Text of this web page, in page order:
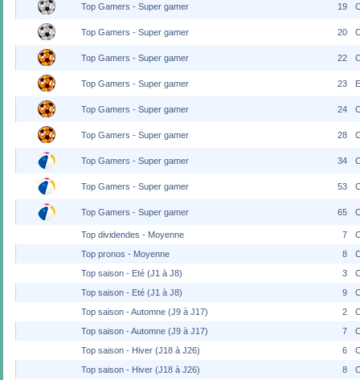
Top Gamers - Super gamer 19
Top Gamers - Super gamer 20
Top Gamers - Super gamer 22
Top Gamers - Super gamer 23
Top Gamers - Super gamer 24
Top Gamers - Super gamer 28
Top Gamers - Super gamer 34
Top Gamers - Super gamer 53
Top Gamers - Super gamer 65
Top dividendes - Moyenne 7
Top pronos - Moyenne
8
Top saison - Eté (J1 à J8)
3
Top saison - Eté (J1 à J8)
9
Top saison - Automne (J9 à J17)
2
Top saison - Automne (J9 à J17)
7
Top saison - Hiver (J18 à J26)
6
Top saison - Hiver (J18 à J26)
8